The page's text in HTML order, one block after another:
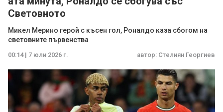
Световното
Микел Мерино герой с късен гол, Роналдо каза сбогом на
световните първенства
00:14 | 7 юли 2026 г. автор: Стелиян Георгиев